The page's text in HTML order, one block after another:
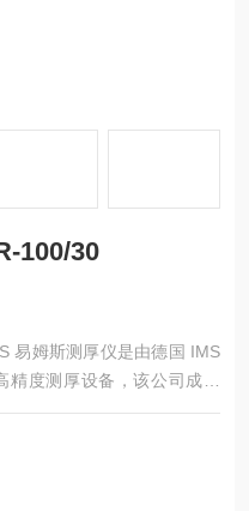
100/30
易姆斯测厚仪是由德国 IMS
度测厚设备，该公司成立
测量和光学测量等领域具有